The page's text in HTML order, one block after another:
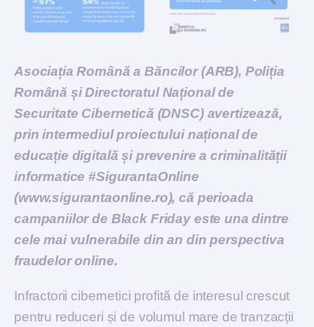
Asociația Română a Băncilor (ARB), Poliția
Română și Directoratul Național de
Securitate Cibernetică (DNSC) avertizează,
prin intermediul proiectului național de
educație digitală și prevenire a criminalității
informatice #SigurantaOnline
(www.sigurantaonline.ro), că perioada
campaniilor de Black Friday este una dintre
cele mai vulnerabile din an din perspectiva
fraudelor online.
Infractorii cibernetici profită de interesul crescut
pentru reduceri și de volumul mare de tranzacții